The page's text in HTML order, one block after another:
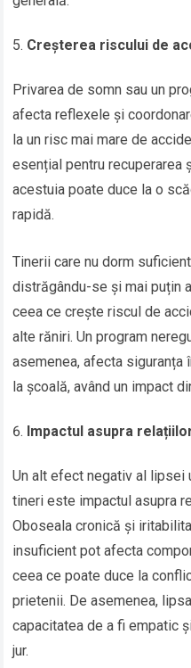
Creșterea riscului de
Privarea de somn sau un
afecta reflexele și
la un risc mai mare de
esențial pentru recuperarea
acestuia poate duce la o
rapidă.
Tinerii care nu dorm
distrăgându-se și mai puțin
ceea ce crește riscul de
alte răniri. Un program
asemenea, afecta
la școală, având un impact
Impactul asupra
Un alt efect negativ al lipsei
tineri este impactul asupra
Oboseala cronică și
insuficient pot afecta
ceea ce poate duce la
prietenii. De asemenea,
capacitatea de a fi empatic
jur.